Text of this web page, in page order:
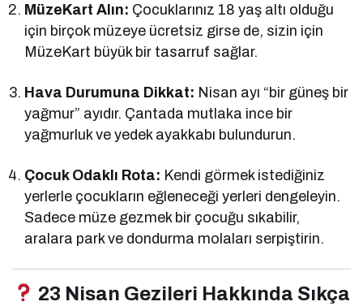
MüzeKart Alın: Çocuklarınız 18 yaş altı olduğu
için birçok müzeye ücretsiz girse de, sizin için
MüzeKart büyük bir tasarruf sağlar.
Hava Durumuna Dikkat: Nisan ayı “bir güneş bir
yağmur” ayıdır. Çantada mutlaka ince bir
yağmurluk ve yedek ayakkabı bulundurun.
Çocuk Odaklı Rota: Kendi görmek istediğiniz
yerlerle çocukların eğleneceği yerleri dengeleyin.
Sadece müze gezmek bir çocuğu sıkabilir,
aralara park ve dondurma molaları serpiştirin.
23 Nisan Gezileri Hakkında Sıkça